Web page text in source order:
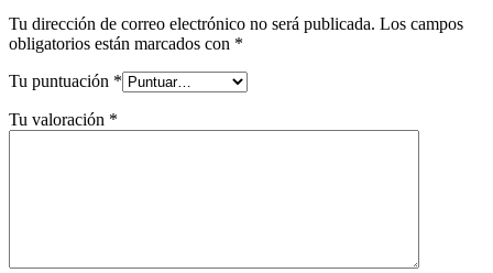
Tu dirección de correo electrónico no será publicada. Los campos
obligatorios están marcados con *
Tu puntuación *
Tu valoración *